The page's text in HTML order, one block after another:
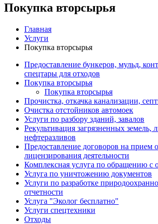
Покупка вторсырья
Главная
Услуги
Покупка вторсырья
Предоставление бункеров, мульд,
спецтары для отходов
Покупка вторсырья
Покупка вторсырья
Прочистка, откачка канализации,
Очистка отстойников автомоек
Услуги по разбору зданий, завалов
Рекультивация загрязненных земель,
нефтеразливов
Предоставление договоров на прием
лицензирования деятельности
Комплексная услуга по обращению с
Услуга по уничтожению документов
Услуги по разработке
отчетности
Услуга "Эколог бесплатно"
Услуги спецтехники
Отходы